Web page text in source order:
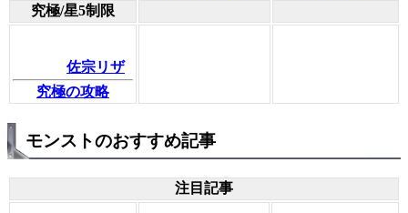
究極/星5制限
佐宗リザ
究極の攻略
モンストのおすすめ記事
注目記事